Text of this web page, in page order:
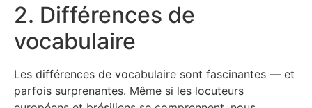
2. Différences de
vocabulaire
Les différences de vocabulaire sont fascinantes — et
parfois surprenantes. Même si les locuteurs